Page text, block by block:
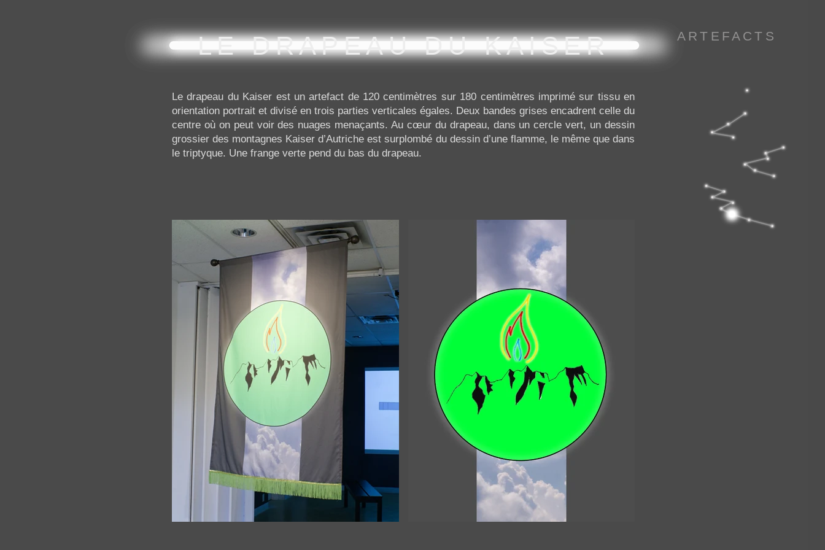
Le drapeau du Kaiser est un artefact de 120 centimètres sur 180 centimètres imprimé sur tissu en
orientation portrait et divisé en trois parties verticales égales. Deux bandes grises encadrent celle du
centre où on peut voir des nuages menaçants. Au cœur du drapeau, dans un cercle vert, un dessin
grossier des montagnes Kaiser d’Autriche est surplombé du dessin d’une flamme, le même que dans
le triptyque. Une frange verte pend du bas du drapeau.
LE DRAPEAU DU KAISER ARTEFACTS